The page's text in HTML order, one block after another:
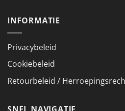
INFORMATIE
Privacybeleid
Cookiebeleid
Retourbeleid /